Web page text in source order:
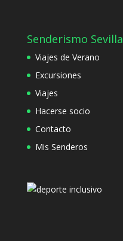
Senderismo Sevilla
Viajes de Verano
Excursiones
Viajes
Hacerse socio
Contacto
Mis Senderos